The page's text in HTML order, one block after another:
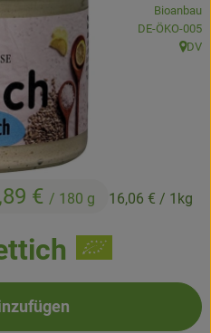
€ / 180 g 16,06 € / 1kg
Bioanbau
, Kontrollstelle:
DE-ÖKO-005
,
DV
Produkt zum Warenkorb